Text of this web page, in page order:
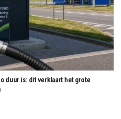
duur is: dit verklaart het grote